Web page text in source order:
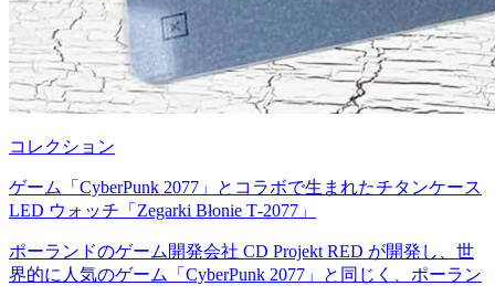
コレクション
ゲーム「CyberPunk 2077」とコラボで生まれたチタンケース
LED ウォッチ「Zegarki Błonie T-2077」
ポーランドのゲーム開発会社 CD Projekt RED が開発し、世
界的に人気のゲーム「CyberPunk 2077」と同じく、ポーラン